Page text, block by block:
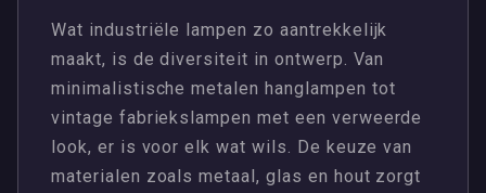
Wat industriële lampen zo aantrekkelijk
maakt, is de diversiteit in ontwerp. Van
minimalistische metalen hanglampen tot
vintage fabriekslampen met een verweerde
look, er is voor elk wat wils. De keuze van
materialen zoals metaal, glas en hout zorgt